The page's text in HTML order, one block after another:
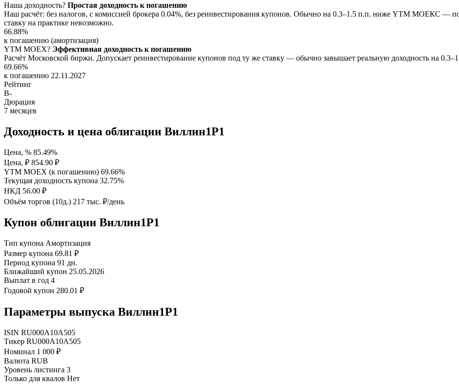
Наша доходность? Простая доходность к погашению
Наш расчёт: без налогов, с комиссией брокера 0.04%, без реинвестирования купонов. Обычно на 0.3–1.5 п.п. ниже YTM МОЕКС —
ставку на практике невозможно.
66.88%
к погашению (амортизация)
YTM MOEX? Эффективная доходность к погашению
Расчёт Московской биржи. Допускает реинвестирование купонов под ту же ставку — обычно завышает реальную доходность на
69.66%
к погашению 22.11.2027
Рейтинг
B-
Дюрация
7 месяцев
Доходность и цена облигации Виллин1P1
Цена, % 85.49%
Цена, ₽ 854.90 ₽
YTM MOEX (к погашению) 69.66%
Текущая доходность купона 32.75%
НКД 56.00 ₽
Объём торгов (10д.) 217 тыс. ₽/день
Купон облигации Виллин1P1
Тип купона Амортизация
Размер купона 69.81 ₽
Период купона 91 дн.
Ближайший купон 25.05.2026
Выплат в год 4
Годовой купон 280.01 ₽
Параметры выпуска Виллин1P1
ISIN RU000A10A505
Тикер RU000A10A505
Номинал 1 000 ₽
Валюта RUB
Уровень листинга 3
Только для квалов Нет